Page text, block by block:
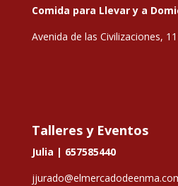
Comida para Llevar y a
Avenida de las Civilizaciones,
Talleres y Eventos
Julia | 657585440